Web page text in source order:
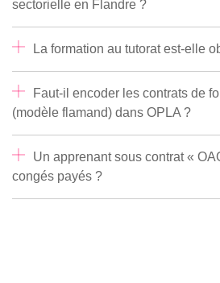
sectorielle en Flandre ?
La formation au tutorat est-elle
Faut-il encoder les contrats de
(modèle flamand) dans OPLA ?
Un apprenant sous contrat «
congés payés ?